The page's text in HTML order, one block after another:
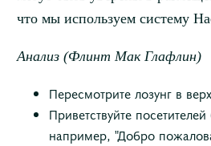
что мы используем систему
Анализ (Флинт Мак Глафлин)
Пересмотрите лозунг в
Приветствуйте
например, "Добро